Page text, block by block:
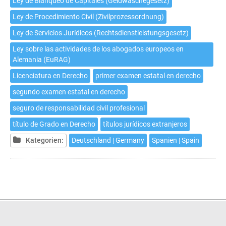
Ley de Procedimiento Civil (Zivilprozessordnung)
Ley de Servicios Jurídicos (Rechtsdienstleistungsgesetz)
Ley sobre las actividades de los abogados europeos en
Alemania (EuRAG)
Licenciatura en Derecho
primer examen estatal en derecho
segundo examen estatal en derecho
seguro de responsabilidad civil profesional
título de Grado en Derecho
títulos jurídicos extranjeros
Kategorien:
Deutschland | Germany Spanien | Spain